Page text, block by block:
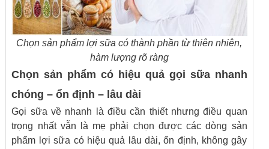
Chọn sản phẩm lợi sữa có thành phần từ thiên nhiên,
hàm lượng rõ ràng
Chọn sản phẩm có hiệu quả gọi sữa nhanh
chóng – ổn định – lâu dài
Gọi sữa về nhanh là điều cần thiết nhưng điều quan
trọng nhất vẫn là mẹ phải chọn được các dòng sản
phẩm lợi sữa có hiệu quả lâu dài, ổn định, không gây